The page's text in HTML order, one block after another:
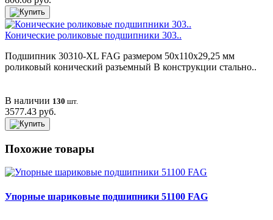
Конические роликовые подшипники 303..
Подшипник 30310-XL FAG размером 50х110х29,25 мм
роликовый конический разъемный В конструкции стально..
В наличии 130 шт.
3577.43 руб.
Похожие товары
Упорные шариковые подшипники 51100 FAG